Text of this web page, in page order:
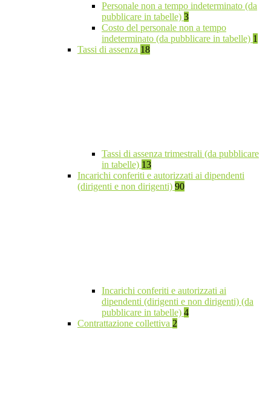
Personale non a tempo indeterminato (da
pubblicare in tabelle) 3
Costo del personale non a tempo
indeterminato (da pubblicare in tabelle) 1
Tassi di assenza 18
Tassi di assenza trimestrali (da pubblicare
in tabelle) 13
Incarichi conferiti e autorizzati ai dipendenti
(dirigenti e non dirigenti) 90
Incarichi conferiti e autorizzati ai
dipendenti (dirigenti e non dirigenti) (da
pubblicare in tabelle) 4
Contrattazione collettiva 2